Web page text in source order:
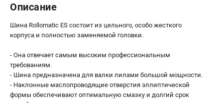
Мотокосы
Опрыскиватели
Измельчители
Ножницы для изгороди
Мойки высокого давления
Описание
Шина Rollomatic ES состоит из цельного, особо жесткого
корпуса и полностью заменяемой головки.
- Она отвечает самым высоким профессиональным
требованиям.
- Шина предназначена для валки пилами большой мощности.
- Наклонные маслопроводящие отверстия эллиптической
формы обеспечивают оптимальную смазку и долгий срок